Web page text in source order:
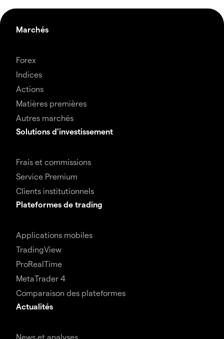
Marchés
Forex
Indices
Actions
Matières premières
Autres marchés
Solutions d'investissement
Frais et commissions
Service Premium
Clients institutionnels
Plateformes de trading
Applications mobiles
TradingView
ProRealTime
MetaTrader 4
Comparaison des plateformes
Actualités
News et analyses